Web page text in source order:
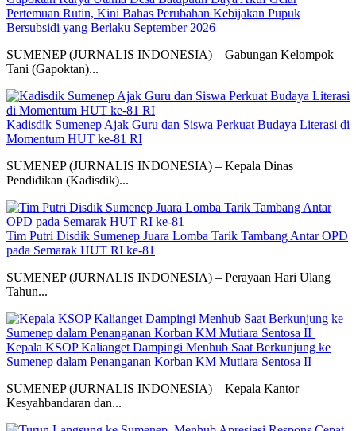
Pertemuan Rutin, Kini Bahas Perubahan Kebijakan Pupuk
Bersubsidi yang Berlaku September 2026
SUMENEP (JURNALIS INDONESIA) – Gabungan Kelompok
Tani (Gapoktan)...
Kadisdik Sumenep Ajak Guru dan Siswa Perkuat Budaya Literasi di
Momentum HUT ke-81 RI
SUMENEP (JURNALIS INDONESIA) – Kepala Dinas
Pendidikan (Kadisdik)...
Tim Putri Disdik Sumenep Juara Lomba Tarik Tambang Antar OPD
pada Semarak HUT RI ke-81
SUMENEP (JURNALIS INDONESIA) – Perayaan Hari Ulang
Tahun...
Kepala KSOP Kalianget Dampingi Menhub Saat Berkunjung ke
Sumenep dalam Penanganan Korban KM Mutiara Sentosa II
SUMENEP (JURNALIS INDONESIA) – Kepala Kantor
Kesyahbandaran dan...